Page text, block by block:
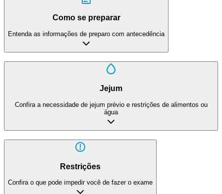
Como se preparar
Entenda as informações de preparo com antecedência
Jejum
Confira a necessidade de jejum prévio e restrições de alimentos ou
água
Restrições
Confira o que pode impedir você de fazer o exame